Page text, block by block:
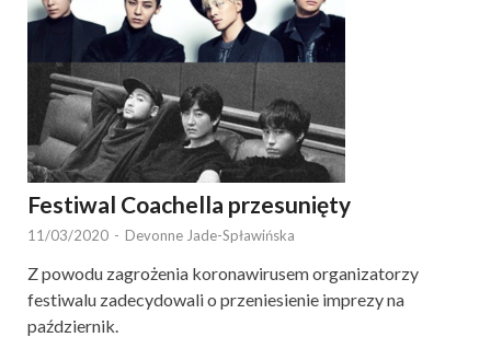
Festiwal Coachella przesunięty
11/03/2020 - Devonne Jade-Spławińska
Z powodu zagrożenia koronawirusem organizatorzy
festiwalu zadecydowali o przeniesienie imprezy na
październik.